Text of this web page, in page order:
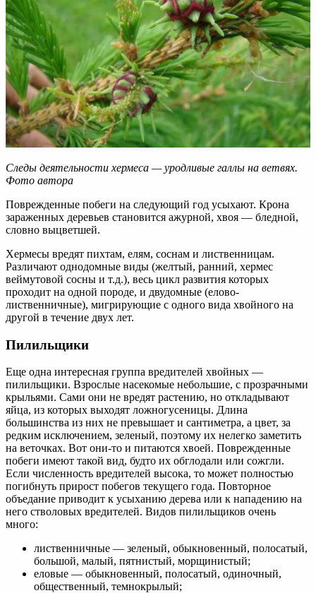
Следы деятельности хермеса — уродливые галлы на ветвях.
Фото автора
Поврежденные побеги на следующий год усыхают. Крона
зараженных деревьев становится ажурной, хвоя — бледной,
словно выцветшей.
Хермесы вредят пихтам, елям, соснам и лиственницам.
Различают однодомные виды (желтый, ранний, хермес
веймутовой сосны и т.д.), весь цикл развития которых
проходит на одной породе, и двудомные (елово-
лиственничные), мигрирующие с одного вида хвойного на
другой в течение двух лет.
Пилильщики
Еще одна интересная группа вредителей хвойных —
пилильщики. Взрослые насекомые небольшие, с прозрачными
крыльями. Сами они не вредят растению, но откладывают
яйца, из которых выходят ложногусеницы. Длина
большинства из них не превышает и сантиметра, а цвет, за
редким исключением, зеленый, поэтому их нелегко заметить
на веточках. Вот они-то и питаются хвоей. Поврежденные
побеги имеют такой вид, будто их обглодали или сожгли.
Если численность вредителей высока, то может полностью
погибнуть прирост побегов текущего года. Повторное
объедание приводит к усыханию дерева или к нападению на
него стволовых вредителей. Видов пилильщиков очень
много:
лиственничные — зеленый, обыкновенный, полосатый,
большой, малый, пятнистый, морщинистый;
еловые — обыкновенный, полосатый, одиночный,
общественный, темнокрылый;